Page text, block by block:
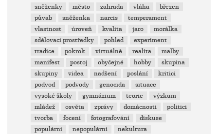
sněženky
město zahrada vláha
březen
půvab
sněženka narcis
temperament
vlastnost
úroveň kvalita jaro
morálka
sdělovací prostředky
pohled
experiment
tradice
pokrok virtuálně realita
malby
manifest
postoj obyčejné hobby
skupina
skupiny
videa nadšení poslání
kritici
podvod
podvody genocida
situace
vysoké školy
gymnázium teorie
výzkum
mládež
osvěta zprávy domácnosti
politici
tvorba
focení fotografování
diskuse
populární
nepopulární
nekultura